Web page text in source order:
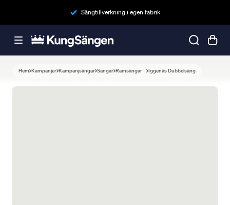
Sängtillverkning i egen fabrik
Hem Kampanjer Kampanjsängar Sängar Ramsängar Iggenäs Dubbelsäng